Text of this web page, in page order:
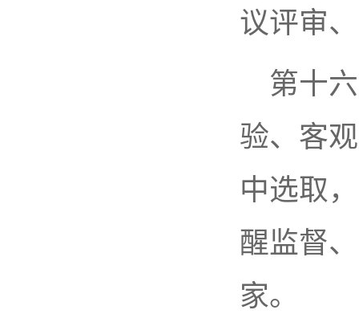
议评审
第十
验、客
中选取
醒监督
家。